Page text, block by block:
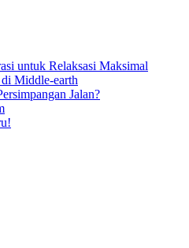
untuk Relaksasi Maksimal
Middle-earth
Jalan?